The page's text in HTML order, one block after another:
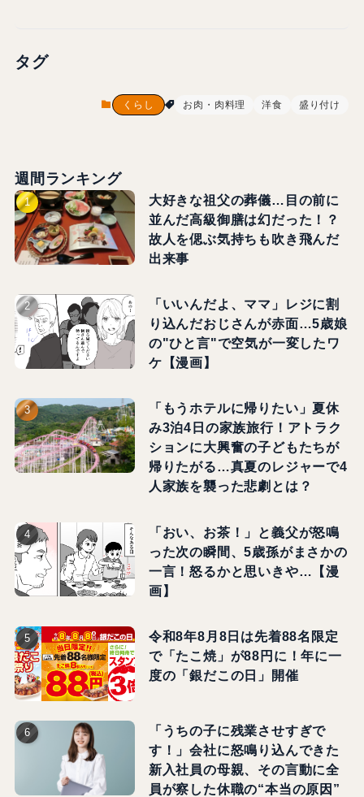
タグ
くらし お肉・肉料理 洋食 盛り付け
週間ランキング
大好きな祖父の葬儀…目の前に
並んだ高級御膳は幻だった！？
故人を偲ぶ気持ちも吹き飛んだ
出来事
「いいんだよ、ママ」レジに割
り込んだおじさんが赤面…5歳娘
の"ひと言"で空気が一変したワ
ケ【漫画】
「もうホテルに帰りたい」夏休
み3泊4日の家族旅行！アトラク
ションに大興奮の子どもたちが
帰りたがる…真夏のレジャーで4
人家族を襲った悲劇とは？
「おい、お茶！」と義父が怒鳴
った次の瞬間、5歳孫がまさかの
一言！怒るかと思いきや…【漫
画】
令和8年8月8日は先着88名限定
で「たこ焼」が88円に！年に一
度の「銀だこの日」開催
「うちの子に残業させすぎで
す！」会社に怒鳴り込んできた
新入社員の母親、その言動に全
員が察した休職の“本当の原因”